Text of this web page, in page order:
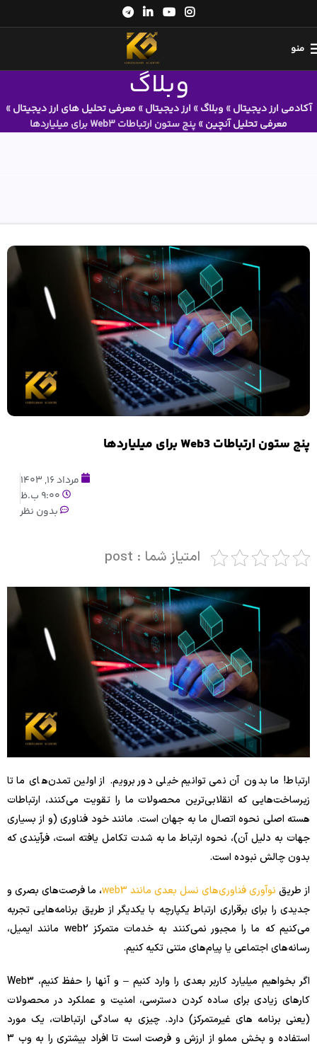
منو
وبلاگ
آکادمی ارز دیجیتال» وبلاگ» ارز دیجیتال» معرفی تحلیل های ارز دیجیتال»
معرفی تحلیل آنچین»پنج ستون ارتباطات Web3 برای میلیاردها
پنج ستون ارتباطات Web3 برای میلیاردها
مرداد 16, 1403
9:00 ب.ظ
بدون نظر
امتیاز شما : post
ارتباط! ما بدون آن نمی توانیم خیلی دور برویم. از اولین تمدن‌های ما تا
زیرساخت‌هایی که انقلابی‌ترین محصولات ما را تقویت می‌کنند، ارتباطات
هسته اصلی نحوه اتصال ما به جهان است. مانند خود فناوری (و از بسیاری
جهات به دلیل آن)، نحوه ارتباط ما به شدت تکامل یافته است، فرآیندی که
بدون چالش نبوده است.
از طریق نوآوری فناوری‌های نسل بعدی مانند web3
، ما فرصت‌های بصری و
جدیدی را برای برقراری ارتباط یکپارچه با یکدیگر از طریق برنامه‌هایی تجربه
می‌کنیم که ما را مجبور نمی‌کنند به خدمات متمرکز web2 مانند ایمیل،
رسانه‌های اجتماعی یا پیام‌های متنی تکیه کنیم.
اگر بخواهیم میلیارد کاربر بعدی را وارد کنیم – و آنها را حفظ کنیم، Web3
کارهای زیادی برای ساده کردن دسترسی، امنیت و عملکرد در محصولات
(یعنی برنامه های غیرمتمرکز) دارد. چیزی به سادگی ارتباطات، یک مورد
استفاده و بخش مملو از ارزش و فرصت است تا افراد بیشتری را به وب 3